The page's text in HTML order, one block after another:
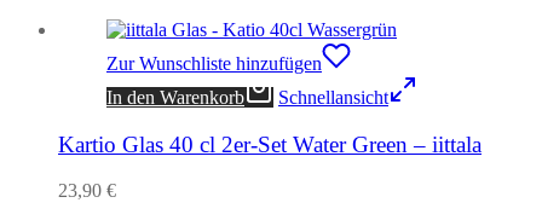
Zur Wunschliste hinzufügen
In den Warenkorb
Schnellansicht
Kartio Glas 40 cl 2er-Set Water Green – iittala
23,90 €